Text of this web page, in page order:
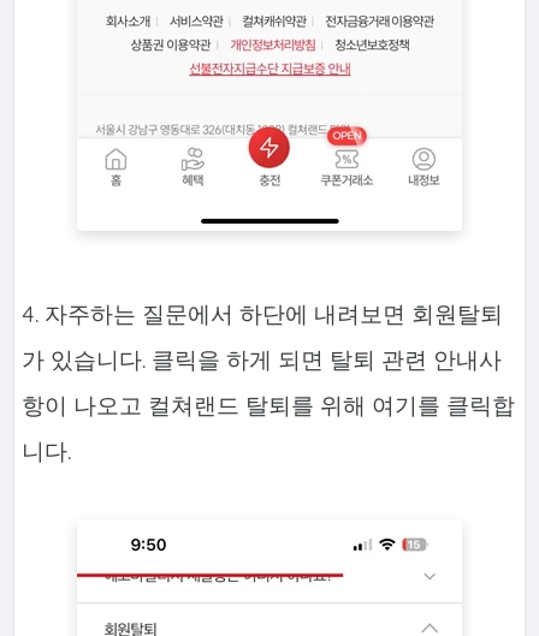
4. 자주하는 질문에서 하단에 내려보면 회원탈퇴
가 있습니다. 클릭을 하게 되면 탈퇴 관련 안내사
항이 나오고 컬쳐랜드 탈퇴를 위해 여기를 클릭합
니다.